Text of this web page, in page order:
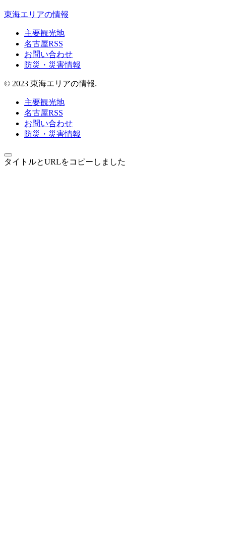
東海エリアの情報
主要観光地
名古屋RSS
お問い合わせ
防災・災害情報
© 2023 東海エリアの情報.
主要観光地
名古屋RSS
お問い合わせ
防災・災害情報
タイトルとURLをコピーしました